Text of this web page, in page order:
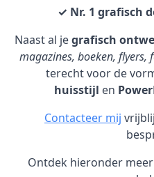
✓ Nr. 1 grafisch
Naast al jegrafisch
magazines, boeken, flyers,
terecht voor de
huisstijl en
Contacteer mij
Ontdek hieronder